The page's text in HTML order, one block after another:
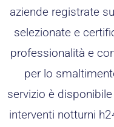
aziende registrate
selezionate e
professionalità e
per lo
servizio è
interventi notturni